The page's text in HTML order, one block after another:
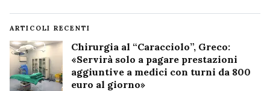
ARTICOLI RECENTI
Chirurgia al “Caracciolo”, Greco:
«Servirà solo a pagare prestazioni
aggiuntive a medici con turni da 800
euro al giorno»